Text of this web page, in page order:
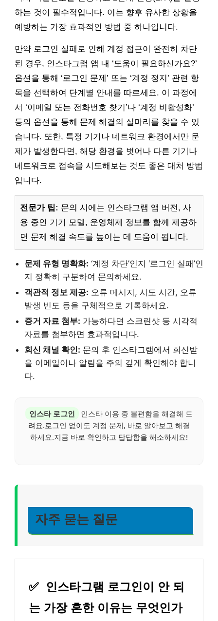
하는 것이 필수적입니다. 이는 향후 유사한 상황을
예방하는 가장 효과적인 방법 중 하나입니다.
만약 로그인 실패로 인해 계정 접근이 완전히 차단
된 경우, 인스타그램 앱 내 ‘도움이 필요하신가요?’
옵션을 통해 ‘로그인 문제’ 또는 ‘계정 정지’ 관련 항
목을 선택하여 단계별 안내를 따르세요. 이 과정에
서 ‘이메일 또는 전화번호 찾기’나 ‘계정 비활성화’
등의 옵션을 통해 문제 해결의 실마리를 찾을 수 있
습니다. 또한, 특정 기기나 네트워크 환경에서만 문
제가 발생한다면, 해당 환경을 벗어나 다른 기기나
네트워크로 접속을 시도해보는 것도 좋은 대처 방법
입니다.
전문가 팁: 문의 시에는 인스타그램 앱 버전, 사
용 중인 기기 모델, 운영체제 정보를 함께 제공하
면 문제 해결 속도를 높이는 데 도움이 됩니다.
문제 유형 명확화: ‘계정 차단’인지 ‘로그인 실패’인
지 정확히 구분하여 문의하세요.
객관적 정보 제공: 오류 메시지, 시도 시간, 오류
발생 빈도 등을 구체적으로 기록하세요.
증거 자료 첨부: 가능하다면 스크린샷 등 시각적
자료를 첨부하면 효과적입니다.
회신 채널 확인: 문의 후 인스타그램에서 회신받
을 이메일이나 알림을 주의 깊게 확인해야 합니
다.
인스타 로그인
인스타 이용 중 불편함을 해결해 드
려요.로그인 없이도 계정 문제, 바로 알아보고 해결
하세요.지금 바로 확인하고 답답함을 해소하세요!
자주 묻는 질문
✅
인스타그램 로그인이 안 되
는 가장 흔한 이유는 무엇인가